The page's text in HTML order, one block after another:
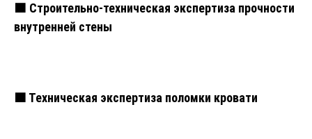
🟧 Строительно-техническая экспертиза прочности
внутренней стены
🟧 Техническая экспертиза поломки кровати